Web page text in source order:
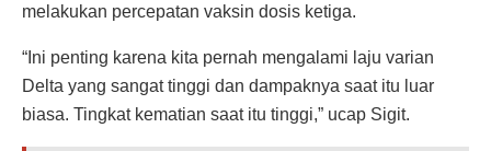
melakukan percepatan vaksin dosis ketiga.
“Ini penting karena kita pernah mengalami laju varian
Delta yang sangat tinggi dan dampaknya saat itu luar
biasa. Tingkat kematian saat itu tinggi,” ucap Sigit.